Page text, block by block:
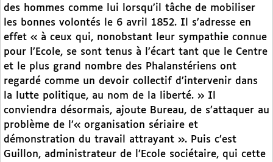
des hommes comme lui lorsqu’il tâche de mobiliser
les bonnes volontés le 6 avril 1852. Il s’adresse en
effet « à ceux qui, nonobstant leur sympathie connue
pour l’Ecole, se sont tenus à l’écart tant que le Centre
et le plus grand nombre des Phalanstériens ont
regardé comme un devoir collectif d’intervenir dans
la lutte politique, au nom de la liberté. » Il
conviendra désormais, ajoute Bureau, de s’attaquer au
problème de l’« organisation sériaire et
démonstration du travail attrayant ». Puis c’est
Guillon, administrateur de l’Ecole sociétaire, qui cette